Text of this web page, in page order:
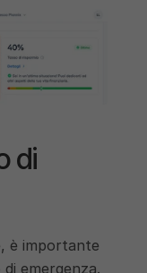
di
è importante
emergenza.